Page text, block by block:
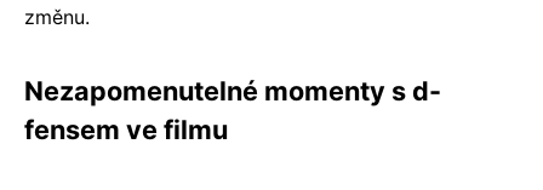
změnu.
Nezapomenutelné momenty s d-
fensem ve filmu